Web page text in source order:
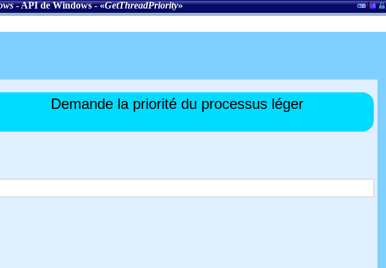
-API de Windows- «GetThreadPriority»
Demande la priorité du processus léger